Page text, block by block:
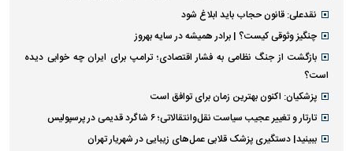
نقدعلی: قانون حجاب باید ابلاغ شود
چنگیز وثوقی کیست؟ | برادر همیشه در سایه بهروز
بازگشت از جنگ نظامی به فشار اقتصادی؛ ترامپ برای ایران چه خوابی دیده
است؟
پزشکیان: اکنون بهترین زمان برای توافق است
تارتار و تغییر عجیب سیاست نقل‌وانتقالاتی؛ ۶ شاگرد قدیمی در پرسپولیس
ببینید| دستگیری پزشک قلابی عمل‌های زیبایی در شهریار تهران